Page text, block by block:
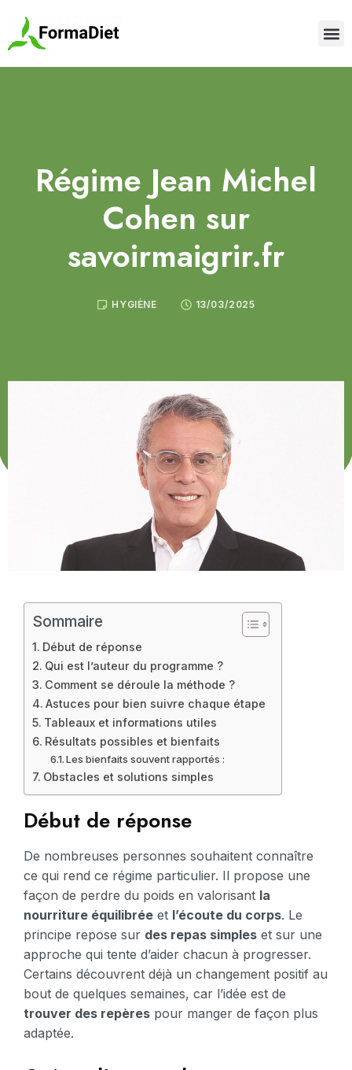
Régime Jean Michel
Cohen sur
savoirmaigrir.fr
HYGIÈNE 13/03/2025
Sommaire
Début de réponse
Qui est l’auteur du programme ?
Comment se déroule la méthode ?
Astuces pour bien suivre chaque étape
Tableaux et informations utiles
Résultats possibles et bienfaits
Les bienfaits souvent rapportés :
Obstacles et solutions simples
Début de réponse
De nombreuses personnes souhaitent connaître
ce qui rend ce régime particulier. Il propose une
façon de perdre du poids en valorisant la
nourriture équilibrée et l’écoute du corps. Le
principe repose sur des repas simples et sur une
approche qui tente d’aider chacun à progresser.
Certains découvrent déjà un changement positif au
bout de quelques semaines, car l’idée est de
trouver des repères pour manger de façon plus
adaptée.